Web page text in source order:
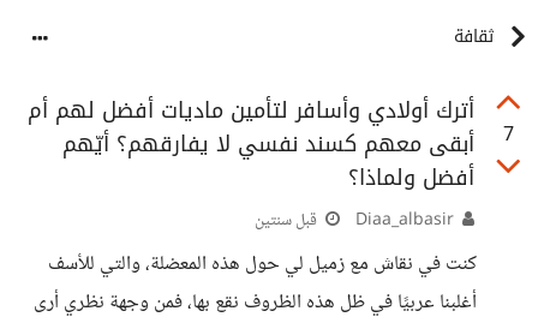
ثقافة
7
أترك أولادي وأسافر لتأمين ماديات أفضل لهم أم
أبقى معهم كسند نفسي لا يفارقهم؟ أيّهم
أفضل ولماذا؟
قبل سنتين
كنت في نقاش مع زميل لي حول هذه المعضلة، والتي للأسف
أغلبنا عربيًا في ظل هذه الظروف نقع بها، فمن وجهة نظري أرى